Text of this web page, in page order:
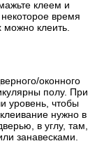
и на само
обои на полу.
клеем и
время
можно клеить.